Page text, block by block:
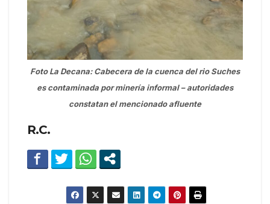
Foto La Decana: Cabecera de la cuenca del rio Suches
es contaminada por minería informal – autoridades
constatan el mencionado afluente
R.C.